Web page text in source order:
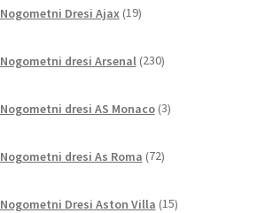
Nogometni Dresi Ajax 19izdelkov
Nogometni dresi Arsenal 230izdelkov
Nogometni dresi AS Monaco 3izdelki
Nogometni dresi As Roma 72izdelkov
Nogometni Dresi Aston Villa 15